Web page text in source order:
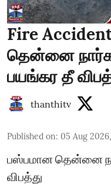
Fire
தென்னை
பயங்கர தீ
thanthitv
Published on: 05 Aug
பஸ்பமான தென்னை
விபத்து